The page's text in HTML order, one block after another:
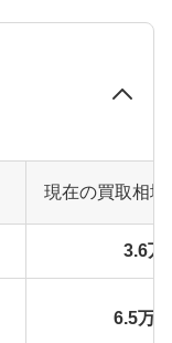
現在の買取相
3.6万
6.5万